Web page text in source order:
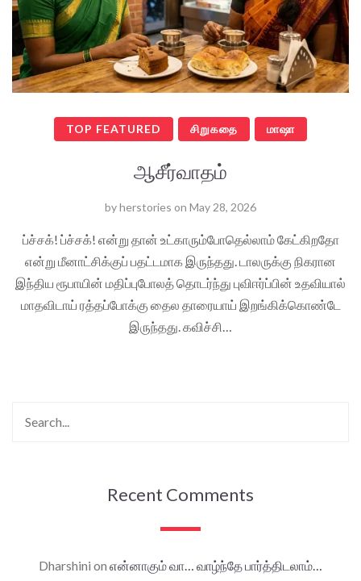
TOP FEATURED சிறுகதை மாஷா
ஆசீர்வாதம்
byherstories on May 28, 2026
ப்ச்சக்! ப்ச்சக்! என்று தான் உட்காரும்போதெல்லாம் கேட்கிறதோ
என்று மீனாட்சிக்குப் பதட்டமாக இருந்தது. டாலருக்கு நிகரான
இந்திய ரூபாயின் மதிப்புபோலத் தொடர்ந்து புவிஈர்ப்பின் உதவியால்
மாதவிடாய் ரத்தப்போக்கு தைல தாரையாய் இறங்கிக்கொண்டே
இருந்தது. கவிச்சி…
Recent Comments
Dharshini on என்னாகும் வா… வாழ்ந்தே பார்த்திடலாம்…